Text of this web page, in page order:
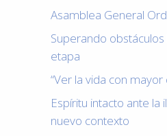
Asamblea General
Superando obstáculos
etapa
“Ver la vida con mayor
Espíritu intacto ante la
nuevo contexto